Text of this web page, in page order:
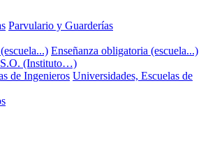
Parvulario y Guarderías
Enseñanza obligatoria (escuela...)
(Instituto…)
de Ingenieros Universidades, Escuelas de